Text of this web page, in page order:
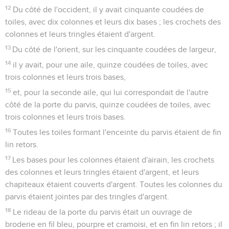
12 Du côté de l'occident, il y avait cinquante coudées de
toiles, avec dix colonnes et leurs dix bases ; les crochets des
colonnes et leurs tringles étaient d'argent.
13 Du côté de l'orient, sur les cinquante coudées de largeur,
14 il y avait, pour une aile, quinze coudées de toiles, avec
trois colonnes et leurs trois bases,
15 et, pour la seconde aile, qui lui correspondait de l'autre
côté de la porte du parvis, quinze coudées de toiles, avec
trois colonnes et leurs trois bases.
16 Toutes les toiles formant l'enceinte du parvis étaient de fin
lin retors.
17 Les bases pour les colonnes étaient d'airain, les crochets
des colonnes et leurs tringles étaient d'argent, et leurs
chapiteaux étaient couverts d'argent. Toutes les colonnes du
parvis étaient jointes par des tringles d'argent.
18 Le rideau de la porte du parvis était un ouvrage de
broderie en fil bleu, pourpre et cramoisi, et en fin lin retors ; il